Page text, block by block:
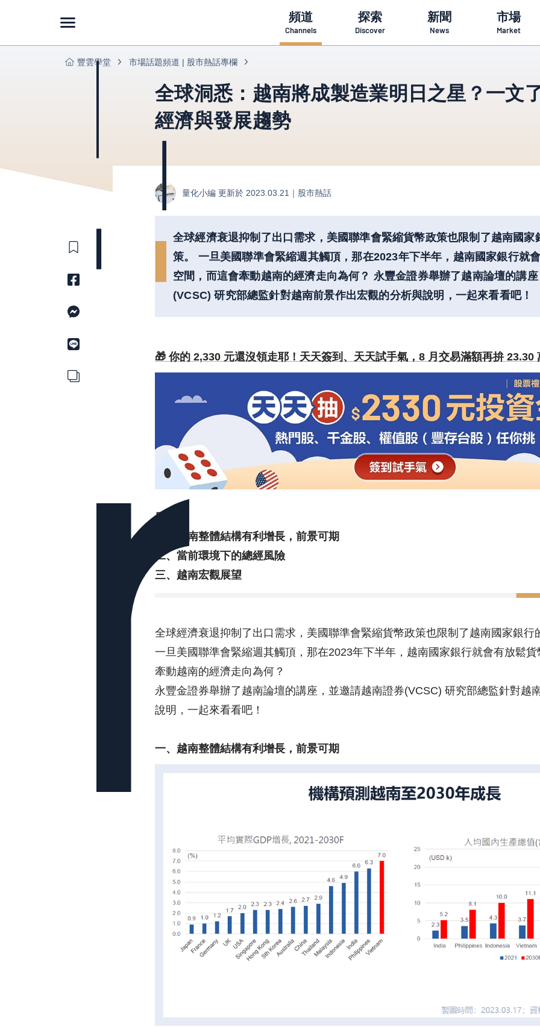
頻道
Channels
探索
Discover
新聞
News
市場
Market
豐雲學堂 市場話題頻道 | 股市熱話專欄
全球洞悉：越南將成製造業明日之星？一文
經濟與發展趨勢
量化小編 更新於 2023.03.21｜ 股市熱話
全球經濟衰退抑制了出口需求，美國聯準會緊縮貨幣政策也限制了越南國家
策。 一旦美國聯準會緊縮週其觸頂，那在2023年下半年，越南國家銀行就
空間，而這會牽動越南的經濟走向為何？ 永豐金證券舉辦了越南論壇的講
(VCSC) 研究部總監針對越南前景作出宏觀的分析與說明，一起來看看吧！
🎁 你的 2,330 元還沒領走耶！天天簽到、天天試手氣，8 月交易滿額再拚 23.30
目錄
一、越南整體結構有利增長，前景可期
二、當前環境下的總經風險
三、越南宏觀展望
全球經濟衰退抑制了出口需求，美國聯準會緊縮貨幣政策也限制了越南國家銀行
一旦美國聯準會緊縮週其觸頂，那在2023年下半年，越南國家銀行就會有放鬆
牽動越南的經濟走向為何？
永豐金證券舉辦了越南論壇的講座，並邀請越南證券(VCSC) 研究部總監針對越
說明，一起來看看吧！
一、越南整體結構有利增長，前景可期